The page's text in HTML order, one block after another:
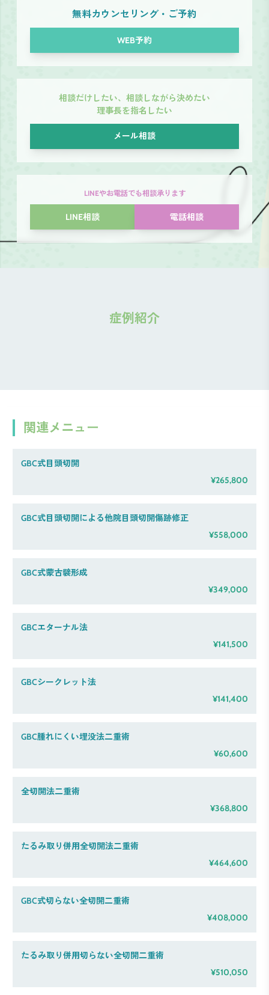
無料カウンセリング・ご予約
WEB予約
相談だけしたい、相談しながら決めたい
理事長を指名したい
メール相談
LINEやお電話でも相談承ります
LINE相談 電話相談
症例紹介
関連メニュー
GBC式目頭切開
¥265,800
GBC式目頭切開による他院目頭切開傷跡修正
¥558,000
GBC式蒙古襞形成
¥349,000
GBCエターナル法
¥141,500
GBCシークレット法
¥141,400
GBC腫れにくい埋没法二重術
¥60,600
全切開法二重術
¥368,800
たるみ取り併用全切開法二重術
¥464,600
GBC式切らない全切開二重術
¥408,000
たるみ取り併用切らない全切開二重術
¥510,050